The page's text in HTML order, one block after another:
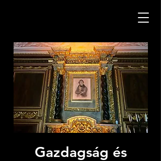
Gazdagság és